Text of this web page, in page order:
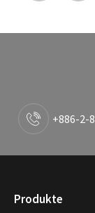
+886-2-
Produkte